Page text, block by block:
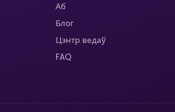
Аб
Блог
Цэнтр ведаў
FAQ